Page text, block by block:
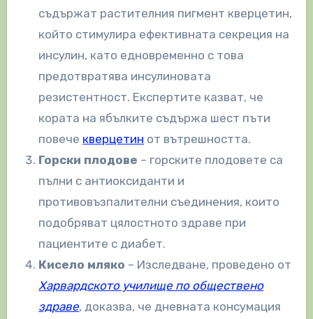
съдържат растителния пигмент кверцетин,
който стимулира ефективната секреция на
инсулин, като едновременно с това
предотвратява инсулиновата
резистентност. Експертите казват, че
кората на ябълките съдържа шест пъти
повече кверцетин от вътрешността.
Горски плодове – горските плодовете са
пълни с антиоксиданти и
противовъзпалителни съединения, които
подобряват цялостното здраве при
пациентите с диабет.
Кисело мляко – Изследване, проведено от
Харвардското училище по обществено
здраве, доказва, че дневната консумация